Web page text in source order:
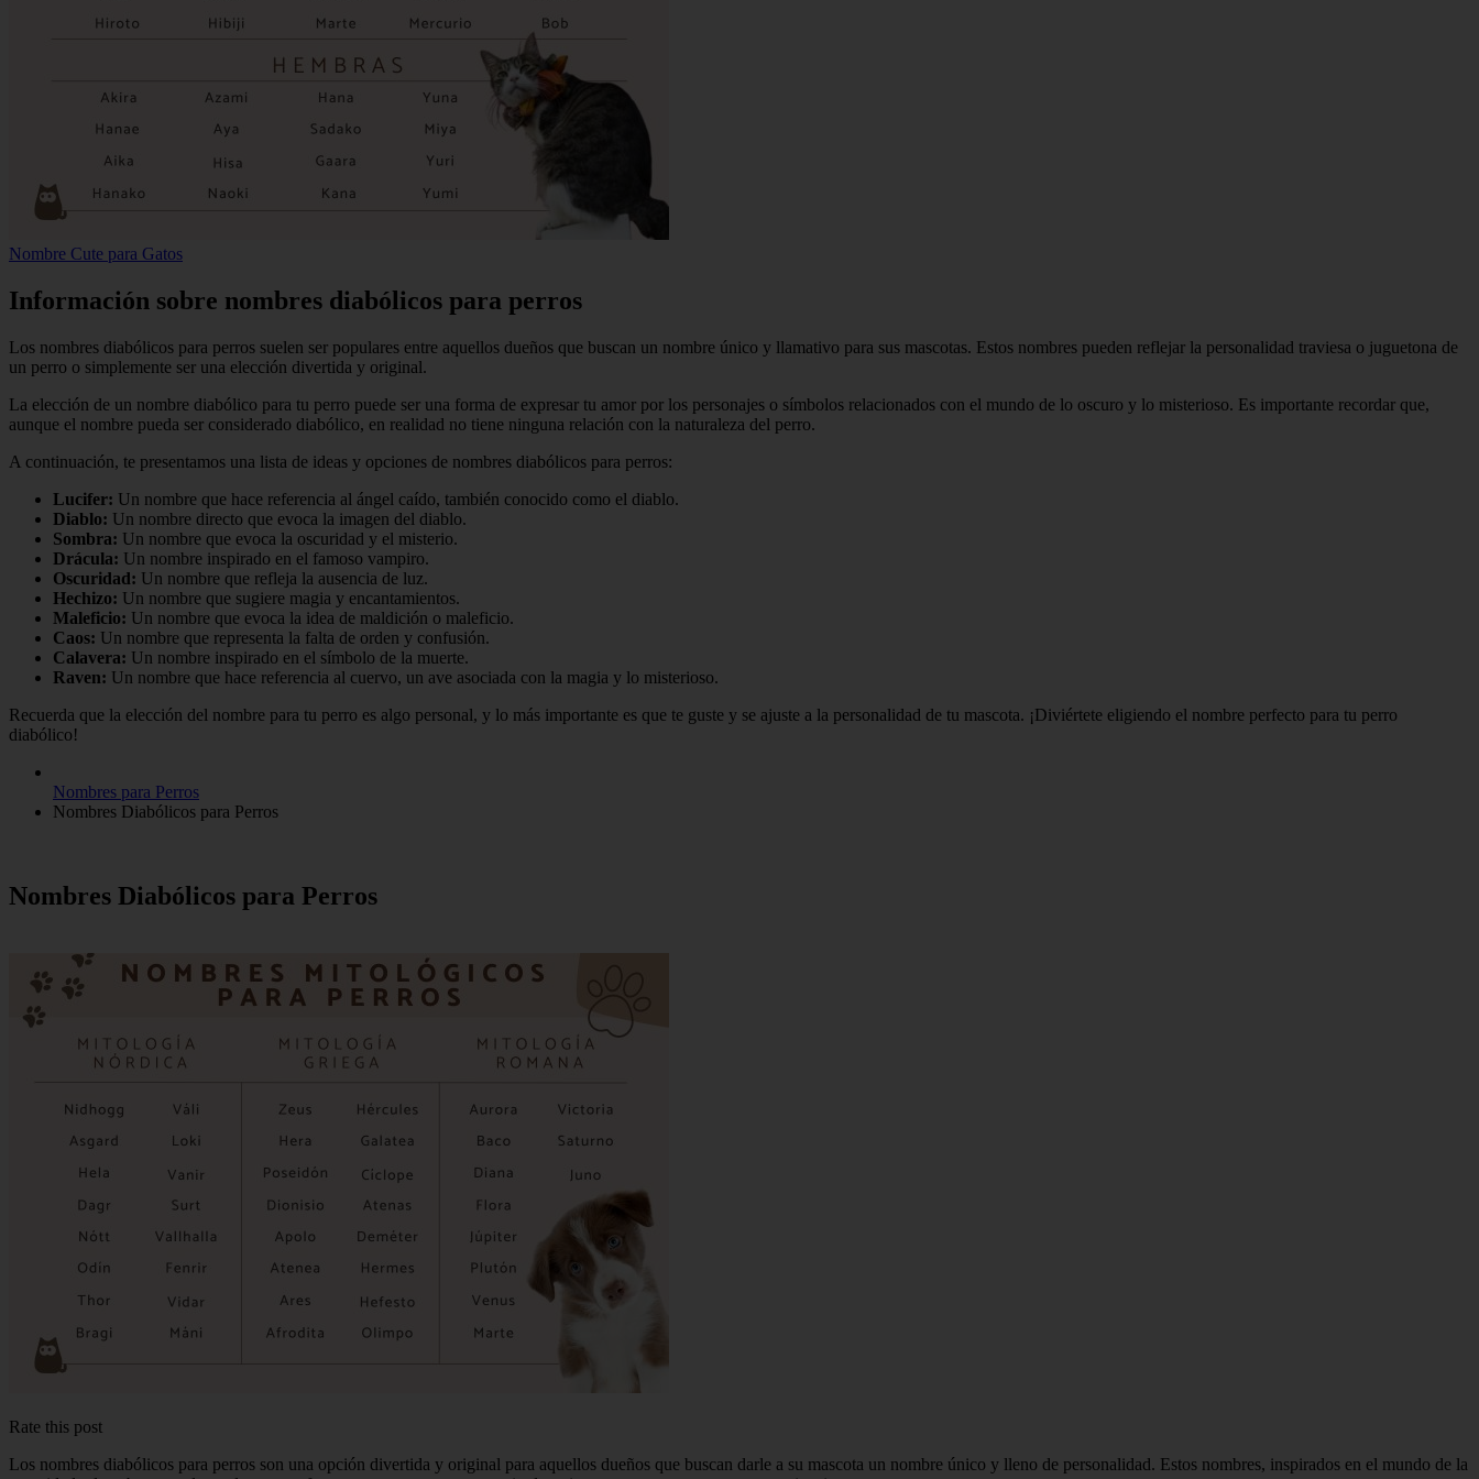
Nombre Cute para Gatos
Información sobre nombres diabólicos para perros
Los nombres diabólicos para perros suelen ser populares entre aquellos dueños que buscan un nombre único y llamativo para sus mascotas. Estos nombres pueden reflejar la personalidad traviesa o juguetona de
un perro o simplemente ser una elección divertida y original.
La elección de un nombre diabólico para tu perro puede ser una forma de expresar tu amor por los personajes o símbolos relacionados con el mundo de lo oscuro y lo misterioso. Es importante recordar que,
aunque el nombre pueda ser considerado diabólico, en realidad no tiene ninguna relación con la naturaleza del perro.
A continuación, te presentamos una lista de ideas y opciones de nombres diabólicos para perros:
Lucifer: Un nombre que hace referencia al ángel caído, también conocido como el diablo.
Diablo: Un nombre directo que evoca la imagen del diablo.
Sombra: Un nombre que evoca la oscuridad y el misterio.
Drácula: Un nombre inspirado en el famoso vampiro.
Oscuridad: Un nombre que refleja la ausencia de luz.
Hechizo: Un nombre que sugiere magia y encantamientos.
Maleficio: Un nombre que evoca la idea de maldición o maleficio.
Caos: Un nombre que representa la falta de orden y confusión.
Calavera: Un nombre inspirado en el símbolo de la muerte.
Raven: Un nombre que hace referencia al cuervo, un ave asociada con la magia y lo misterioso.
Recuerda que la elección del nombre para tu perro es algo personal, y lo más importante es que te guste y se ajuste a la personalidad de tu mascota. ¡Diviértete eligiendo el nombre perfecto para tu perro
diabólico!
Nombres para Perros
Nombres Diabólicos para Perros
Nombres Diabólicos para Perros
Rate this post
Los nombres diabólicos para perros son una opción divertida y original para aquellos dueños que buscan darle a su mascota un nombre único y lleno de personalidad. Estos nombres, inspirados en el mundo de la